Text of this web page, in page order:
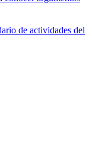
de actividades del